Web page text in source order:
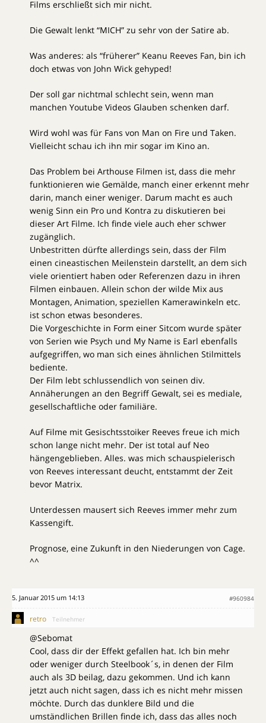
Films erschließt sich mir nicht.
Die Gewalt lenkt “MICH” zu sehr von der Satire ab.
Was anderes: als “früherer” Keanu Reeves Fan, bin ich
doch etwas von John Wick gehyped!
Der soll gar nichtmal schlecht sein, wenn man
manchen Youtube Videos Glauben schenken darf.
Wird wohl was für Fans von Man on Fire und Taken.
Vielleicht schau ich ihn mir sogar im Kino an.
Das Problem bei Arthouse Filmen ist, dass die mehr
funktionieren wie Gemälde, manch einer erkennt mehr
darin, manch einer weniger. Darum macht es auch
wenig Sinn ein Pro und Kontra zu diskutieren bei
dieser Art Filme. Ich finde viele auch eher schwer
zugänglich.
Unbestritten dürfte allerdings sein, dass der Film
einen cineastischen Meilenstein darstellt, an dem sich
viele orientiert haben oder Referenzen dazu in ihren
Filmen einbauen. Allein schon der wilde Mix aus
Montagen, Animation, speziellen Kamerawinkeln etc.
ist schon etwas besonderes.
Die Vorgeschichte in Form einer Sitcom wurde später
von Serien wie Psych und My Name is Earl ebenfalls
aufgegriffen, wo man sich eines ähnlichen Stilmittels
bediente.
Der Film lebt schlussendlich von seinen div.
Annäherungen an den Begriff Gewalt, sei es mediale,
gesellschaftliche oder familiäre.
Auf Filme mit Gesischtsstoiker Reeves freue ich mich
schon lange nicht mehr. Der ist total auf Neo
hängengeblieben. Alles. was mich schauspielerisch
von Reeves interessant deucht, entstammt der Zeit
bevor Matrix.
Unterdessen mausert sich Reeves immer mehr zum
Kassengift.
Prognose, eine Zukunft in den Niederungen von Cage.
^^
5. Januar 2015 um 14:13 #960984
retro Teilnehmer
@Sebomat
Cool, dass dir der Effekt gefallen hat. Ich bin mehr
oder weniger durch Steelbook´s, in denen der Film
auch als 3D beilag, dazu gekommen. Und ich kann
jetzt auch nicht sagen, dass ich es nicht mehr missen
möchte. Durch das dunklere Bild und die
umständlichen Brillen finde ich, dass das alles noch